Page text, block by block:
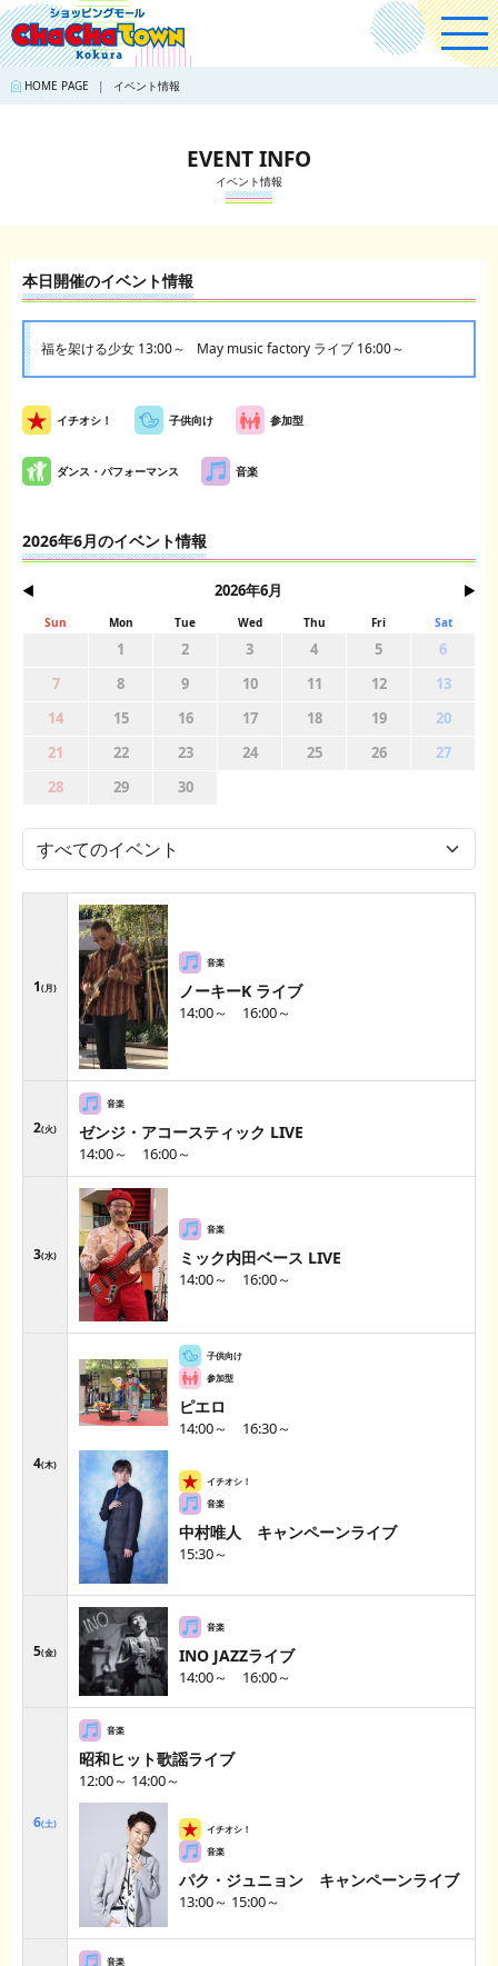
HOME PAGE イベント情報
イベント情報
EVENT INFO
本日開催のイベント情報
福を架ける少女 13:00～ May music factory ライブ 16:00～
2026年6月のイベント情報
◀ 2026年6月 ▶
Sun Mon Tue Wed Thu Fri Sat
1 2 3 4 5
6
7
8 9 10 11 12
13
14
15 16 17 18 19
20
21
22 23 24 25 26
27
28
29 30
1 月 ノーキーK ライブ
14:00～ 16:00～
2 火 ゼンジ・アコースティック LIVE
14:00～ 16:00～
3 水 ミック内田ベース LIVE
14:00～ 16:00～
4 木
ピエロ
14:00～ 16:30～
中村唯人 キャンペーンライブ
15:30～
5 金 INO JAZZライブ
14:00～ 16:00～
6 土
昭和ヒット歌謡ライブ
12:00～ 14:00～
パク・ジュニョン キャンペーンライブ
13:00～ 15:00～